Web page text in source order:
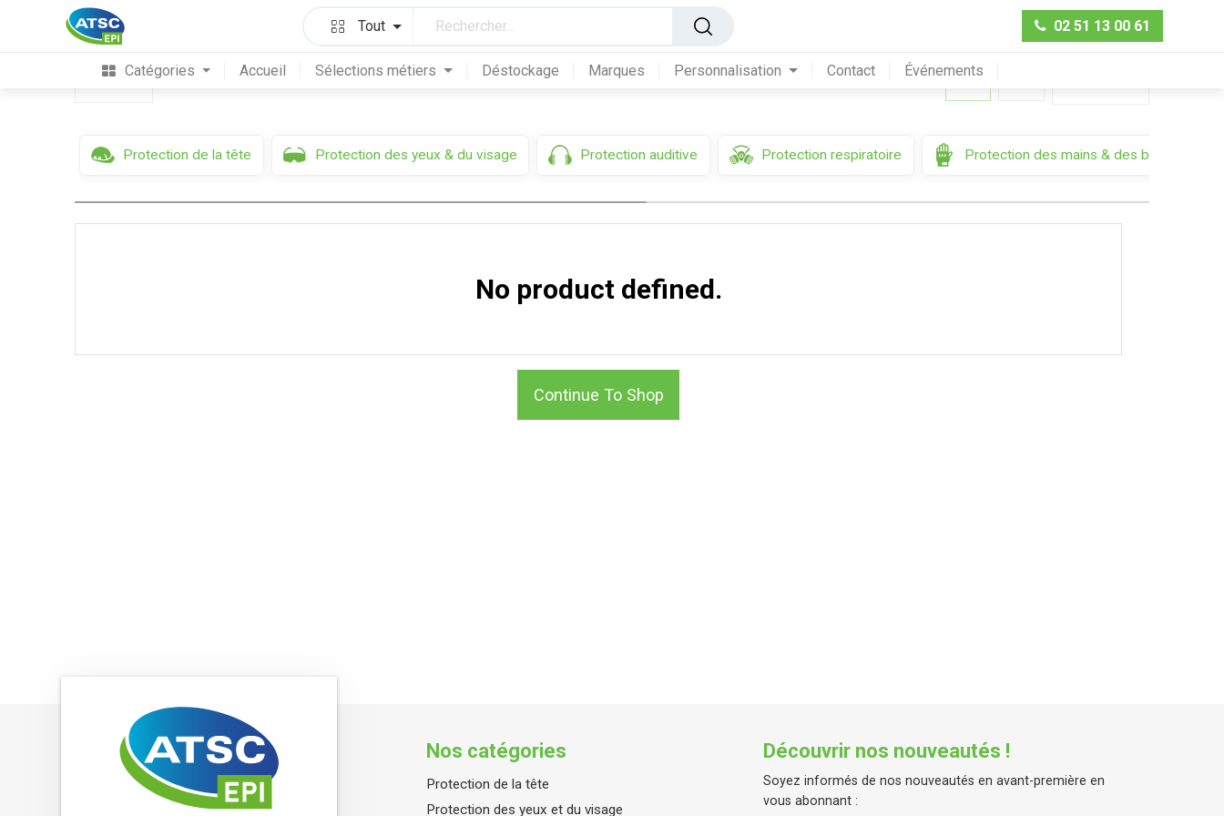
Tout 02 51 13 00 61
Catégories Accueil Sélections métiers Déstockage Marques Personnalisation Contact Événements
Protection des pieds & des jambes
Filtres
Protection de la tête Protection des yeux & du visage Protection auditive Protection respiratoire Protection des mains & des bras
No product defined.
Continue To Shop
Nos catégories
Protection de la tête
Protection des yeux et du visage
Découvrir nos nouveautés !
Soyez informés de nos nouveautés en avant-première en
vous abonnant :